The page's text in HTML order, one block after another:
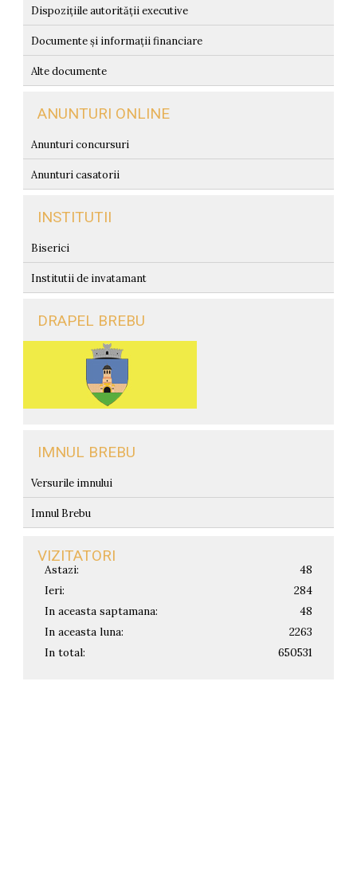
Dispozițiile autorității executive
Documente și informații financiare
Alte documente
ANUNTURI ONLINE
Anunturi concursuri
Anunturi casatorii
INSTITUTII
Biserici
Institutii de invatamant
DRAPEL BREBU
IMNUL BREBU
Versurile imnului
Imnul Brebu
VIZITATORI
Astazi:
48
Ieri:
284
In aceasta saptamana:
48
In aceasta luna:
2263
In total:
650531